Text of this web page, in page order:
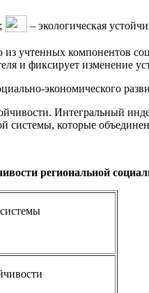
– экологическая
из учтенных
и фиксирует изменение
экономического
Интегральный
системы, которые
региональной